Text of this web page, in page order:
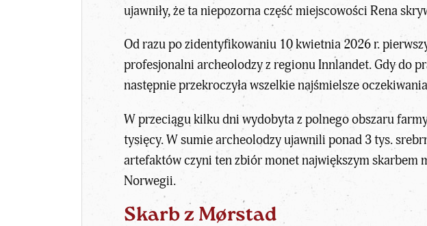
ujawniły, że ta niepozorna część miejscowości Rena
Od razu po zidentyfikowaniu 10 kwietnia 2026 r.
profesjonalni archeolodzy z regionu Innlandet. Gdy do
następnie przekroczyła wszelkie najśmielsze
W przeciągu kilku dni wydobyta z polnego obszaru
tysięcy. W sumie archeolodzy ujawnili ponad 3 tys.
artefaktów czyni ten zbiór monet największym skarbem
Norwegii.
Skarb z Mørstad